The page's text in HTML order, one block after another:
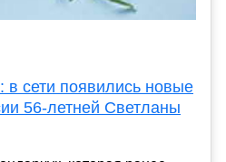
в сети появились новые
56-летней Светланы